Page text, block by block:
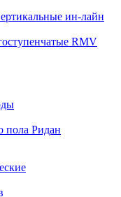
ин-лайн
RMV
пола Ридан